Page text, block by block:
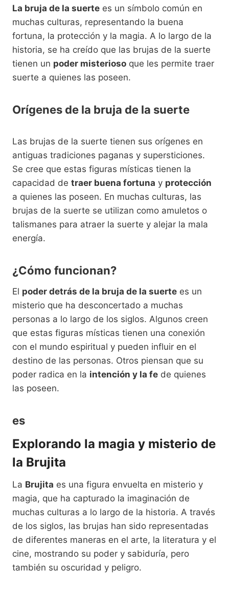
La bruja de la suerte es un símbolo común en
muchas culturas, representando la buena
fortuna, la protección y la magia. A lo largo de la
historia, se ha creído que las brujas de la suerte
tienen un poder misterioso que les permite traer
suerte a quienes las poseen.
Orígenes de la bruja de la suerte
Las brujas de la suerte tienen sus orígenes en
antiguas tradiciones paganas y supersticiones.
Se cree que estas figuras místicas tienen la
capacidad de traer buena fortuna y protección
a quienes las poseen. En muchas culturas, las
brujas de la suerte se utilizan como amuletos o
talismanes para atraer la suerte y alejar la mala
energía.
¿Cómo funcionan?
El poder detrás de la bruja de la suerte es un
misterio que ha desconcertado a muchas
personas a lo largo de los siglos. Algunos creen
que estas figuras místicas tienen una conexión
con el mundo espiritual y pueden influir en el
destino de las personas. Otros piensan que su
poder radica en la intención y la fe de quienes
las poseen.
es
Explorando la magia y misterio de
la Brujita
La Brujita es una figura envuelta en misterio y
magia, que ha capturado la imaginación de
muchas culturas a lo largo de la historia. A través
de los siglos, las brujas han sido representadas
de diferentes maneras en el arte, la literatura y el
cine, mostrando su poder y sabiduría, pero
también su oscuridad y peligro.